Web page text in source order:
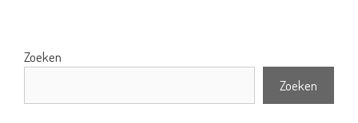
Zoeken
Zoeken